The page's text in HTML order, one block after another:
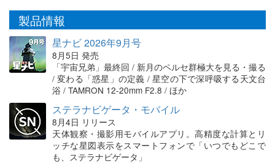
製品情報
星ナビ 2026年9月号
8月5日 発売
「宇宙兄弟」最終回 / 新月のペルセ群極大を見る・撮る
/ 変わる「惑星」の定義 / 星空の下で深呼吸する天文台
浴 / TAMRON 12-20mm F2.8 / ほか
ステラナビゲータ・モバイル
8月4日 リリース
天体観察・撮影用モバイルアプリ。高精度な計算とリ
ッチな星図表示をスマートフォンで「いつでもどこで
も、ステラナビゲータ」